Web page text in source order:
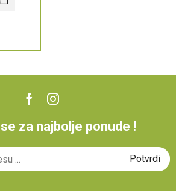
za najbolje ponude !